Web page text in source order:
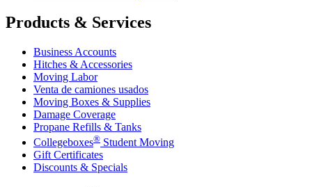
Products & Services
Business Accounts
Hitches & Accessories
Moving Labor
Venta de camiones usados
Moving Boxes & Supplies
Damage Coverage
Propane Refills & Tanks
Collegeboxes® Student Moving
Gift Certificates
Discounts & Specials